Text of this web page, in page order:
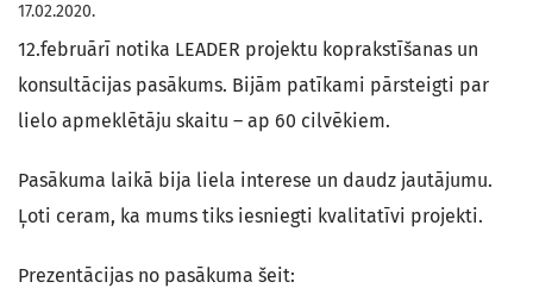
17.02.2020.
12.februārī notika LEADER projektu koprakstīšanas un
konsultācijas pasākums. Bijām patīkami pārsteigti par
lielo apmeklētāju skaitu – ap 60 cilvēkiem.
Pasākuma laikā bija liela interese un daudz jautājumu.
Ļoti ceram, ka mums tiks iesniegti kvalitatīvi projekti.
Prezentācijas no pasākuma šeit: